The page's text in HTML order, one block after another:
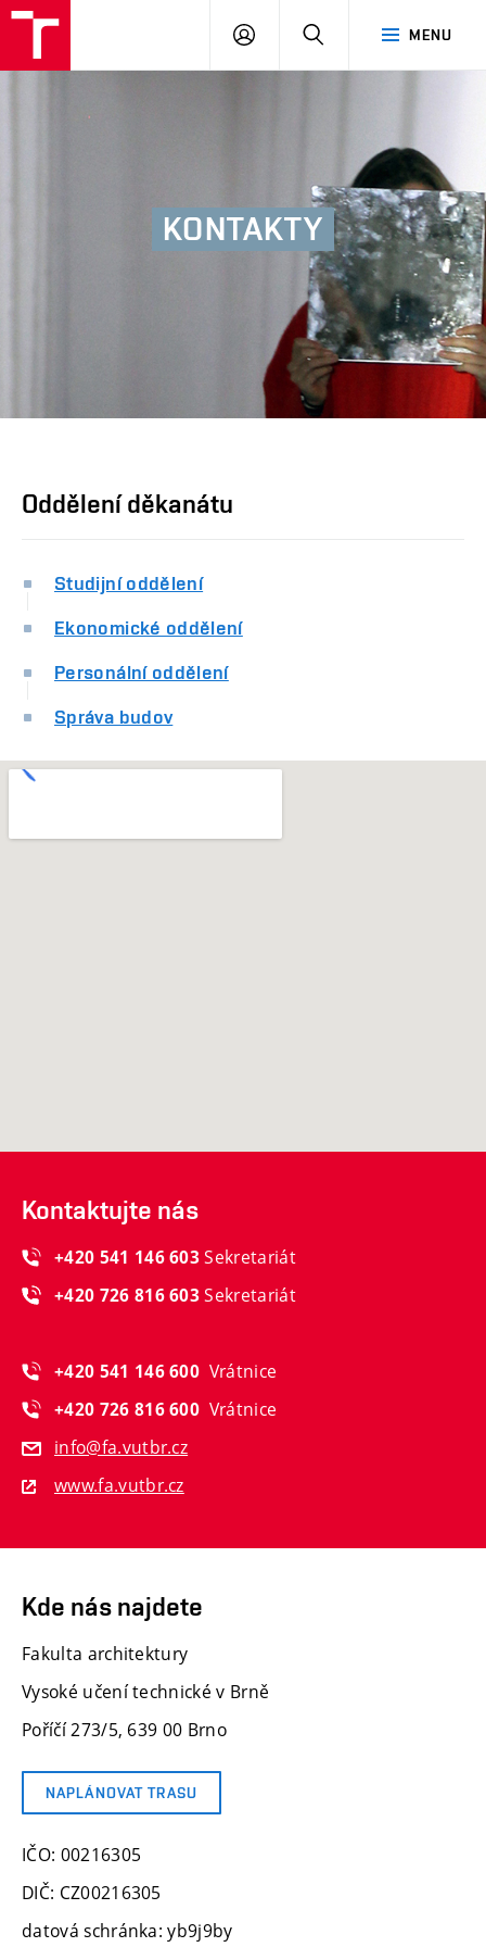
MENU
PŘIHLÁSIT
KONTAKTY
Oddělení děkanátu
Studijní oddělení
Ekonomické oddělení
Personální oddělení
Správa budov
Kontaktujte nás
+420 541 146 603Sekretariát
+420 726 816 603Sekretariát
+420 541 146 600 Vrátnice
+420 726 816 600 Vrátnice
info@fa.vutbr.cz
www.fa.vutbr.cz
Kde nás najdete
Fakulta architektury
Vysoké učení technické v Brně
Poříčí 273/5, 639 00 Brno
NAPLÁNOVAT TRASU
IČO: 00216305
DIČ: CZ00216305
datová schránka: yb9j9by